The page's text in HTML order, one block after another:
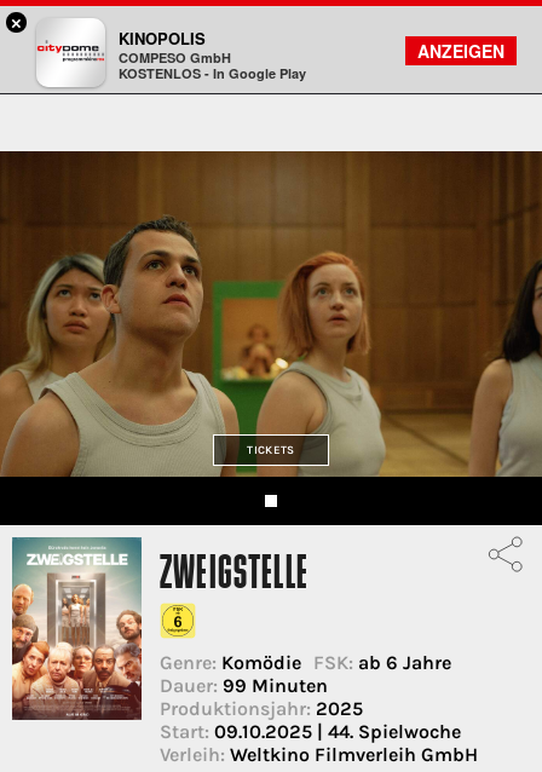
Kinopolis
FILMSUCHE
KONTO
TICKETS
ZWEIGSTELLE
Genre: Komödie FSK: ab 6 Jahre
Dauer: 99 Minuten
Produktionsjahr: 2025
Start: 09.10.2025 | 44. Spielwoche
Verleih: Weltkino Filmverleih GmbH
×
KINOPOLIS
COMPESO GmbH
KOSTENLOS - In Google Play
ANZEIGEN